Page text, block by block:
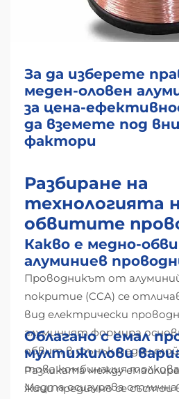
За да изберете
меден-оловен
за цена-
да вземете под
фактори
Разбиране на
технологията
обвитите
Какво е медно-
алуминиев
Проводникът от
покритие (CCA) се
вид електрически
алуминият формира
обвит в тънък меден
това комбинация
Медта осигурява
Облагано с емал
мултижилови
Разликата между
жици предимно се състои